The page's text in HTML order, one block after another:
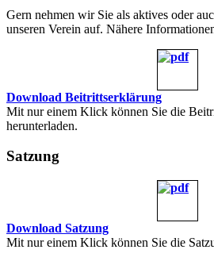
Gern nehmen wir Sie als aktives oder
unseren Verein auf. Nähere
Download Beitrittserklärung
Mit nur einem Klick können Sie die
herunterladen.
Satzung
Download Satzung
Mit nur einem Klick können Sie die